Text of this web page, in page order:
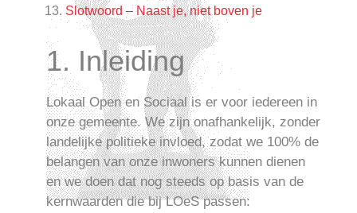
Slotwoord – Naast je, niet boven je
1. Inleiding
Lokaal Open en Sociaal is er voor iedereen in
onze gemeente. We zijn onafhankelijk, zonder
landelijke politieke invloed, zodat we 100% de
belangen van onze inwoners kunnen dienen
en we doen dat nog steeds op basis van de
kernwaarden die bij LOeS passen: